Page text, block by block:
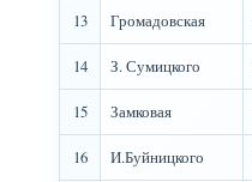
13 Громадовская
14 З. Сумицкого
15 Замковая
16 И.Буйницкого